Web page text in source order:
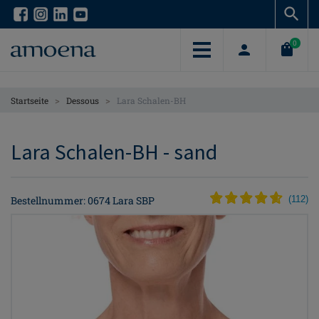
Skip
content
Skip
content
0
Startseite > Dessous > Lara Schalen-BH
Lara Schalen-BH - sand
Bestellnummer: 0674 Lara SBP (112)